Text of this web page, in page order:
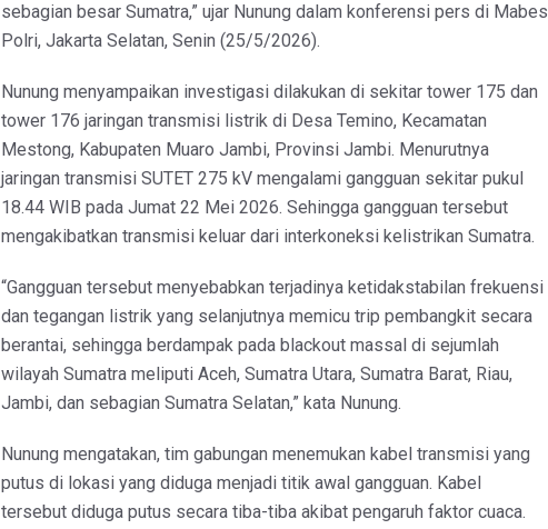
sebagian besar Sumatra,” ujar Nunung dalam konferensi pers di Mabes
Polri, Jakarta Selatan, Senin (25/5/2026).
Nunung menyampaikan investigasi dilakukan di sekitar tower 175 dan
tower 176 jaringan transmisi listrik di Desa Temino, Kecamatan
Mestong, Kabupaten Muaro Jambi, Provinsi Jambi. Menurutnya
jaringan transmisi SUTET 275 kV mengalami gangguan sekitar pukul
18.44 WIB pada Jumat 22 Mei 2026. Sehingga gangguan tersebut
mengakibatkan transmisi keluar dari interkoneksi kelistrikan Sumatra.
“Gangguan tersebut menyebabkan terjadinya ketidakstabilan frekuensi
dan tegangan listrik yang selanjutnya memicu trip pembangkit secara
berantai, sehingga berdampak pada blackout massal di sejumlah
wilayah Sumatra meliputi Aceh, Sumatra Utara, Sumatra Barat, Riau,
Jambi, dan sebagian Sumatra Selatan,” kata Nunung.
Nunung mengatakan, tim gabungan menemukan kabel transmisi yang
putus di lokasi yang diduga menjadi titik awal gangguan. Kabel
tersebut diduga putus secara tiba-tiba akibat pengaruh faktor cuaca.